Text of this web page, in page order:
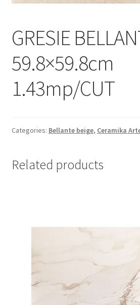
Magazin
Plată
GRESIE
59.8×59.8cm
1.43mp/CUT
Categories: Bellante beige, Ceramika
Related products